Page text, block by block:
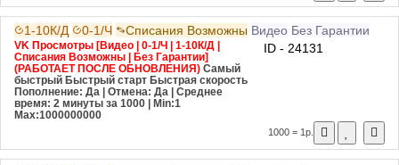
1-10К/Д 0-1/Ч Списания Возможны Видео Без Гарантии
VK Просмотры [Видео | 0-1/Ч | 1-10К/Д |
Списания Возможны | Без Гарантии]
(РАБОТАЕТ ПОСЛЕ ОБНОВЛЕНИЯ) Самый
быстрый Быстрый старт Быстрая скорость
Пополнение: Да | Отмена: Да | Среднее
время: 2 минуты за 1000
| Min:1
Max:1000000000
ID - 24131
1000 = 1р.